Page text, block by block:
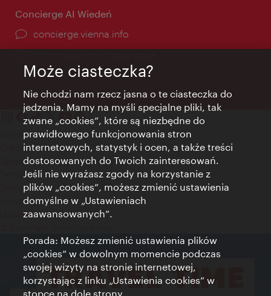
Concierge AI Wiedeń
concierge.vienna.info
Kontakt
Credits
Zgoda na przetwarzanie danych osobowych
Terms of Use
Dostępność
Kontakt prasowy
Ustawienia cookies
Może ciasteczka?
Nie chodzi nam rzecz jasna o te ciasteczka do
jedzenia. Mamy na myśli specjalne pliki, tak
zwane „cookies”, które są niezbędne do
prawidłowego funkcjonowania stron
internetowych, statystyk i ocen, a także treści
dostosowanych do Twoich zainteresowań.
Jeśli nie wyrażasz zgody na korzystanie z
plików „cookies”, możesz zmienić ustawienia
domyślne w „Ustawieniach
zaawansowanych”.
Porada: Możesz zmienić ustawienia plików
„cookies” w dowolnym momencie podczas
swojej wizyty na stronie internetowej,
korzystając z linku „Ustawienia cookies” w
stopce na dole strony.